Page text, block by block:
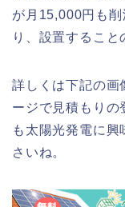
が月15,000円も
り、設置すること
詳しくは下記の画
ージで見積もりの
も太陽光発電に
さいね。